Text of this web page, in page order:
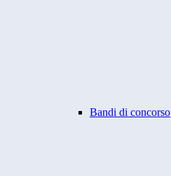
Bandi di concorso